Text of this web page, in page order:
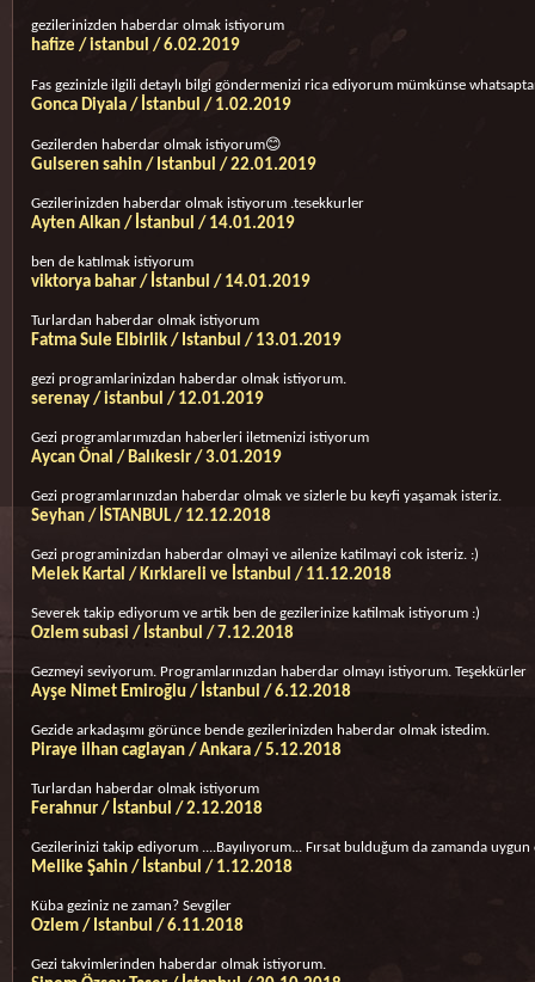
gezilerinizden haberdar olmak istiyorum
hafize / istanbul / 6.02.2019
Fas gezinizle ilgili detaylı bilgi göndermenizi rica ediyorum mümkünse
Gonca Diyala / İstanbul / 1.02.2019
Gezilerden haberdar olmak istiyorum😊
Gulseren sahin / Istanbul / 22.01.2019
Gezilerinizden haberdar olmak istiyorum .tesekkurler
Ayten Alkan / İstanbul / 14.01.2019
ben de katılmak istiyorum
viktorya bahar / İstanbul / 14.01.2019
Turlardan haberdar olmak istiyorum
Fatma Sule Elbirlik / Istanbul / 13.01.2019
gezi programlarinizdan haberdar olmak istiyorum.
serenay / istanbul / 12.01.2019
Gezi programlarımızdan haberleri iletmenizi istiyorum
Aycan Önal / Balıkesir / 3.01.2019
Gezi programlarınızdan haberdar olmak ve sizlerle bu keyfi yaşamak isteriz.
Seyhan / İSTANBUL / 12.12.2018
Gezi programinizdan haberdar olmayi ve ailenize katilmayi cok isteriz. :)
Melek Kartal / Kırklareli ve İstanbul / 11.12.2018
Severek takip ediyorum ve artik ben de gezilerinize katilmak istiyorum :)
Ozlem subasi / İstanbul / 7.12.2018
Gezmeyi seviyorum. Programlarınızdan haberdar olmayı istiyorum. Teşekkürler
Ayşe Nimet Emiroğlu / İstanbul / 6.12.2018
Gezide arkadaşımı görünce bende gezilerinizden haberdar olmak istedim.
Piraye ilhan caglayan / Ankara / 5.12.2018
Turlardan haberdar olmak istiyorum
Ferahnur / İstanbul / 2.12.2018
Gezilerinizi takip ediyorum ....Bayılıyorum... Fırsat bulduğum da zamanda
Melike Şahin / İstanbul / 1.12.2018
Küba geziniz ne zaman? Sevgiler
Ozlem / Istanbul / 6.11.2018
Gezi takvimlerinden haberdar olmak istiyorum.